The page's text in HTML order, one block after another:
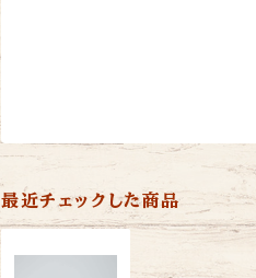
最近チェックした商品